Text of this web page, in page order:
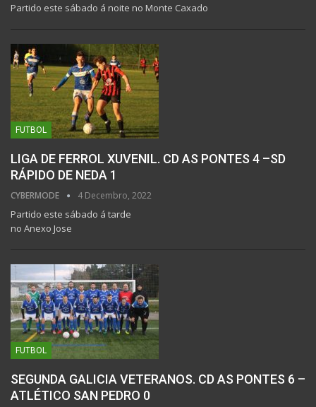
Partido este sábado á noite no Monte Caxado
FUTBOL
LIGA DE FERROL XUVENIL. CD AS PONTES 4 –SD
RÁPIDO DE NEDA 1
CYBERMODE 4 Decembro, 2022
Partido este sábado á tarde
no Anexo Jose
FUTBOL
SEGUNDA GALICIA VETERANOS. CD AS PONTES 6 –
ATLÉTICO SAN PEDRO 0